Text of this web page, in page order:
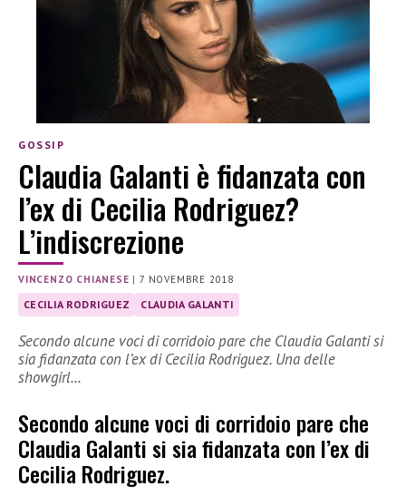
GOSSIP
Claudia Galanti è fidanzata con
l’ex di Cecilia Rodriguez?
L’indiscrezione
VINCENZO CHIANESE |7 NOVEMBRE 2018
CECILIA RODRIGUEZ CLAUDIA GALANTI
Secondo alcune voci di corridoio pare che Claudia Galanti si
sia fidanzata con l’ex di Cecilia Rodriguez. Una delle
showgirl…
Secondo alcune voci di corridoio pare che
Claudia Galanti si sia fidanzata con l’ex di
Cecilia Rodriguez.